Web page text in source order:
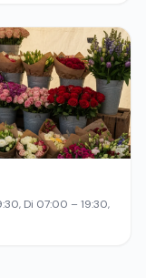
Di 07:00 – 19:30,